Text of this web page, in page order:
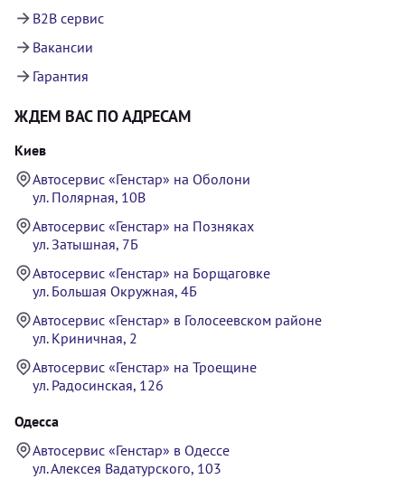
B2B сервис
Вакансии
Гарантия
ЖДЕМ ВАС ПО АДРЕСАМ
Киев
Автосервис «Генстар» на Оболони
ул. Полярная, 10В
Автосервис «Генстар» на Позняках
ул. Затышная, 7Б
Автосервис «Генстар» на Борщаговке
ул. Большая Окружная, 4Б
Автосервис «Генстар» в Голосеевском районе
ул. Криничная, 2
Автосервис «Генстар» на Троещине
ул. Радосинская, 126
Одесса
Автосервис «Генстар» в Одессе
ул. Алексея Вадатурского, 103